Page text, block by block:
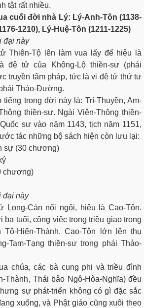
tật rất nhiều.
cuối đời nhà Lý: Lý-Anh-Tôn (1138-
1210), Lý-Huệ-Tôn (1211-1225)
đại này
Thiên-Tộ lên làm vua lấy đế hiệu là
đệ tử của Không-Lộ thiền-sư (phái
truyền tâm pháp, tức là vị đệ tử thứ tư
Thảo-Ðường.
trong đời này là: Trí-Thuyền, Am-
thiền-sư. Ngài Viên-Thông thiền-
sư vào năm 1143, tịch năm 1151,
tác những bộ sách hiện còn lưu lại:
sự (30 chương)
chương)
đại này
Long-Cán nối ngôi, hiệu là Cao-Tôn.
ba tuổi, công việc trong triều giao trong
Tô-Hiến-Thành. Cao-Tôn lớn lên thụ
Tam-Tạng thiền-sư trong phái Thảo-
chúa, các bà cung phi và triều đình
Thành, Thái bảo Ngô-Hòa-Nghĩa) đều
sự phát-triển không có gì đặc sắc
xuống, và Phật giáo cũng xuôi theo